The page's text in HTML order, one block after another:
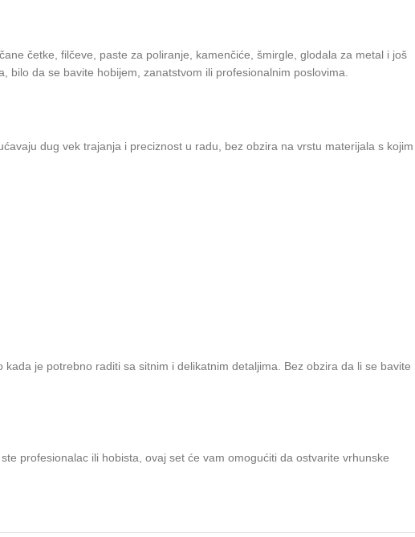
četke, filčeve, paste za poliranje, kamenčiće, šmirgle, glodala za metal i još
bilo da se bavite hobijem, zanatstvom ili profesionalnim poslovima.
dug vek trajanja i preciznost u radu, bez obzira na vrstu materijala s kojim
je potrebno raditi sa sitnim i delikatnim detaljima. Bez obzira da li se bavite
profesionalac ili hobista, ovaj set će vam omogućiti da ostvarite vrhunske